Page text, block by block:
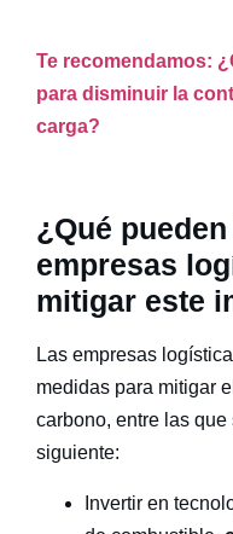
Te recomendamos:
para disminuir la
carga?
¿Qué
empresas
mitigar este
Las empresas
medidas para mitigar
carbono, entre las
siguiente:
Invertir en